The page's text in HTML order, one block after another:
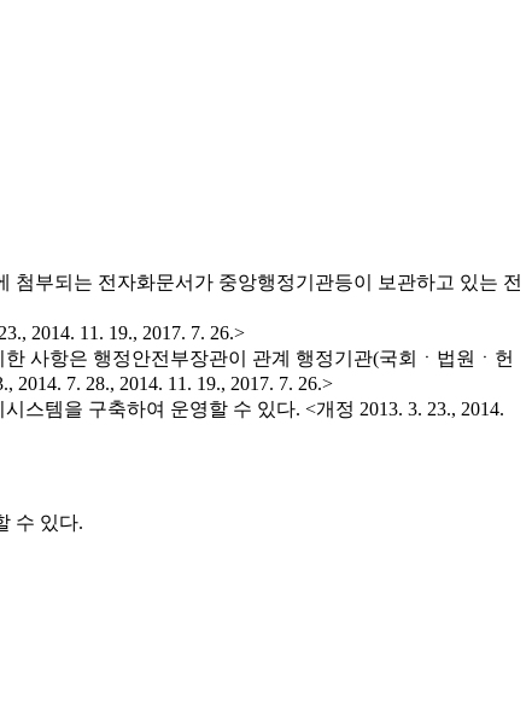
부되는 전자화문서가 중앙행정기관등이 보관하고 있는 전
2014. 11. 19., 2017. 7. 26.>
사항은 행정안전부장관이 관계 행정기관(국회ㆍ법원ㆍ헌
7. 28., 2014. 11. 19., 2017. 7. 26.>
템을 구축하여 운영할 수 있다. <개정 2013. 3. 23., 2014.
수 있다.